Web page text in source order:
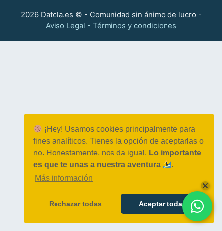
¡Hey! Usamos cookies principalmente para
fines analíticos. Tienes la opción de aceptarlas o
no. Honestamente, nos da igual. Lo importante
es que te unas a nuestra aventura
.
Más información
Rechazar todas Aceptar todas
2026 Datola.es © - Comunidad sin ánimo de lucro -
Aviso Legal - Términos y condiciones